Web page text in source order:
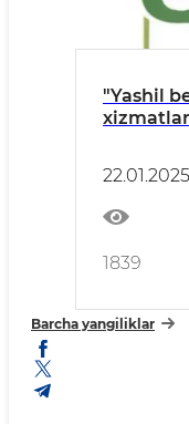
"Yashil
22.01.2025
1839
Barcha yangiliklar